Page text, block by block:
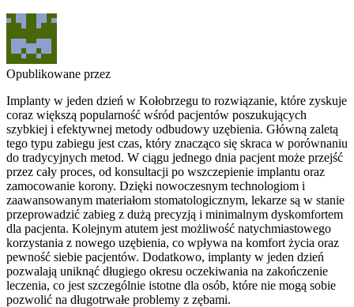
Opublikowane przez
Implanty w jeden dzień w Kołobrzegu to rozwiązanie, które zyskuje
coraz większą popularność wśród pacjentów poszukujących
szybkiej i efektywnej metody odbudowy uzębienia. Główną zaletą
tego typu zabiegu jest czas, który znacząco się skraca w porównaniu
do tradycyjnych metod. W ciągu jednego dnia pacjent może przejść
przez cały proces, od konsultacji po wszczepienie implantu oraz
zamocowanie korony. Dzięki nowoczesnym technologiom i
zaawansowanym materiałom stomatologicznym, lekarze są w stanie
przeprowadzić zabieg z dużą precyzją i minimalnym dyskomfortem
dla pacjenta. Kolejnym atutem jest możliwość natychmiastowego
korzystania z nowego uzębienia, co wpływa na komfort życia oraz
pewność siebie pacjentów. Dodatkowo, implanty w jeden dzień
pozwalają uniknąć długiego okresu oczekiwania na zakończenie
leczenia, co jest szczególnie istotne dla osób, które nie mogą sobie
pozwolić na długotrwałe problemy z zębami.